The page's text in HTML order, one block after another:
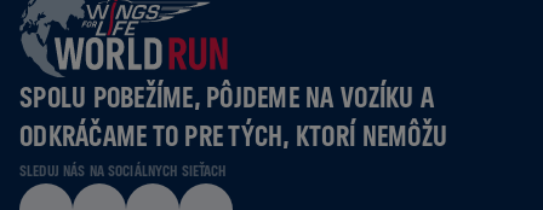
SPOLU POBEŽÍME, PÔJDEME NA VOZÍKU A
ODKRÁČAME TO PRE TÝCH, KTORÍ NEMÔŽU
SLEDUJ NÁS NA SOCIÁLNYCH SIEŤACH